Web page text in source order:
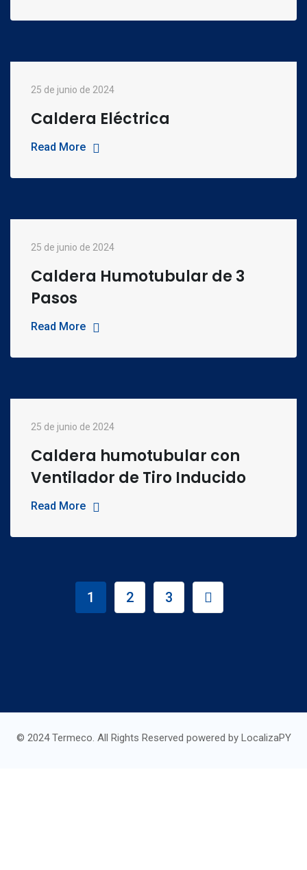
25 de junio de 2024
Caldera Eléctrica
Read More
25 de junio de 2024
Caldera Humotubular de 3
Pasos
Read More
25 de junio de 2024
Caldera humotubular con
Ventilador de Tiro Inducido
Read More
1 2 3
© 2024 Termeco. All Rights Reserved powered by LocalizaPY